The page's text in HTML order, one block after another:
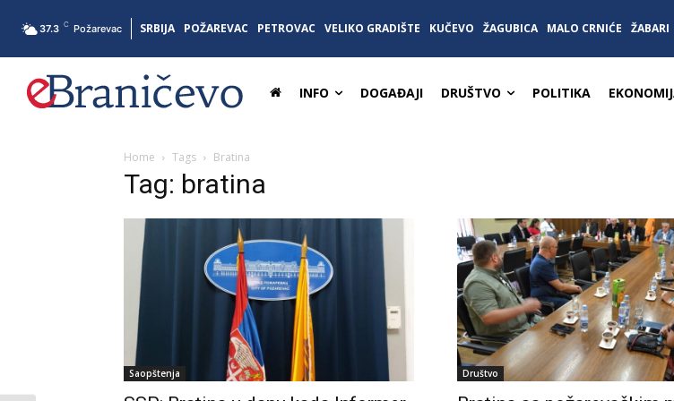
37.3 C Požarevac SRBIJA POŽAREVAC PETROVAC VELIKO GRADIŠTE KUČEVO ŽAGUBICA MALO CRNIĆE ŽABARI
INFO DOGAĐAJI DRUŠTVO POLITIKA
Home Tags Bratina
Tag: bratina
Saopštenja Društvo